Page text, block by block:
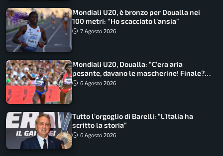
Mondiali U20, è bronzo per Doualla nei
100 metri: “Ho scacciato l’ansia”
7 Agosto 2026
Mondiali U20, Doualla: “C’era aria
pesante, davano le mascherine! Finale?
Non ho nulla da perdere”
6 Agosto 2026
Tutto l’orgoglio di Barelli: “L’Italia ha
scritto la storia”
6 Agosto 2026